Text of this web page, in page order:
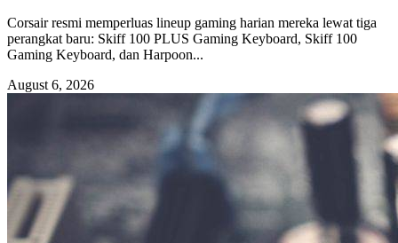
Corsair resmi memperluas lineup gaming harian mereka lewat tiga
perangkat baru: Skiff 100 PLUS Gaming Keyboard, Skiff 100
Gaming Keyboard, dan Harpoon...
August 6, 2026